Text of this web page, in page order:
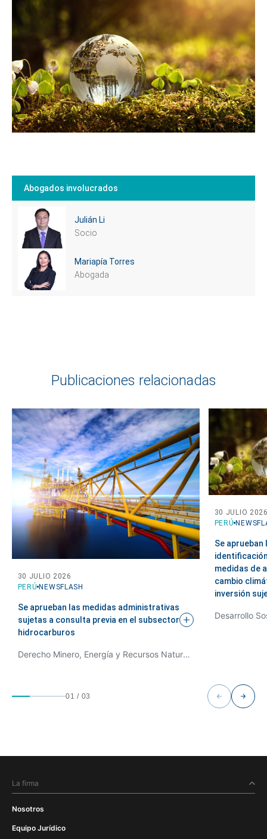
Cuéntanos, ¿Cómo
te podemos ayudar?
Abogados involucrados
Julián Li
Socio
Mariapía Torres
Abogada
Publicaciones relacionadas
PERÚ NEWSFLASH
30 JULIO 2026
Se aprueban las medidas administrativas
sujetas a consulta previa en el subsector
hidrocarburos
Derecho Minero, Energía y Recursos Naturales, Desarrollo Sostenible y Derecho Ambiental
PERÚ
30 JULIO
Se
medidas de
cambio
inversión
Desarrollo
01 / 03
La firma
Nosotros
Equipo Jurídico